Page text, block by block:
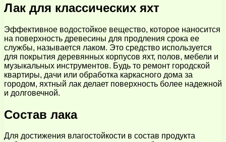
Лак для классических яхт
Эффективное водостойкое вещество, которое наносится
на поверхность древесины для продления срока ее
службы, называется лаком. Это средство используется
для покрытия деревянных корпусов яхт, полов, мебели и
музыкальных инструментов. Будь то ремонт городской
квартиры, дачи или обработка каркасного дома за
городом, яхтный лак делает поверхность более надежной
и долговечной.
Состав лака
Для достижения влагостойкости в состав продукта